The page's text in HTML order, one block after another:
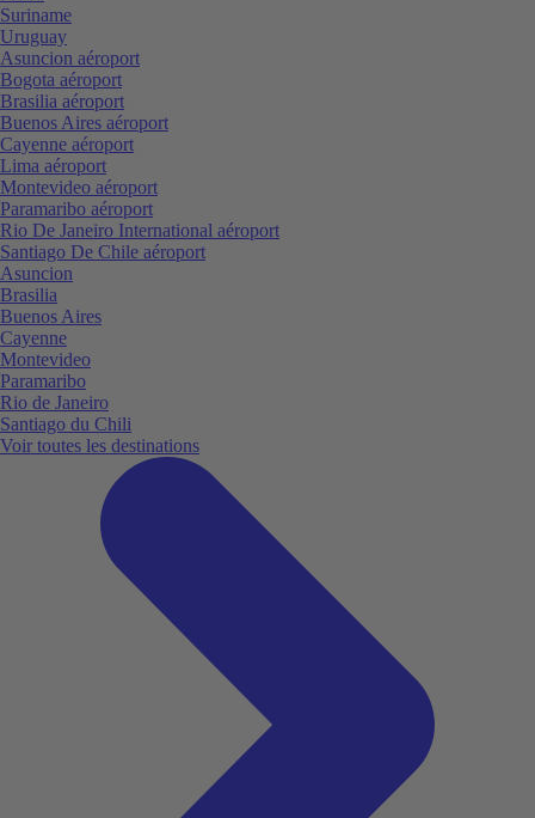
Suriname
Uruguay
Asuncion aéroport
Bogota aéroport
Brasilia aéroport
Buenos Aires aéroport
Cayenne aéroport
Lima aéroport
Montevideo aéroport
Paramaribo aéroport
Rio De Janeiro International aéroport
Santiago De Chile aéroport
Asuncion
Brasilia
Buenos Aires
Cayenne
Montevideo
Paramaribo
Rio de Janeiro
Santiago du Chili
Voir toutes les destinations